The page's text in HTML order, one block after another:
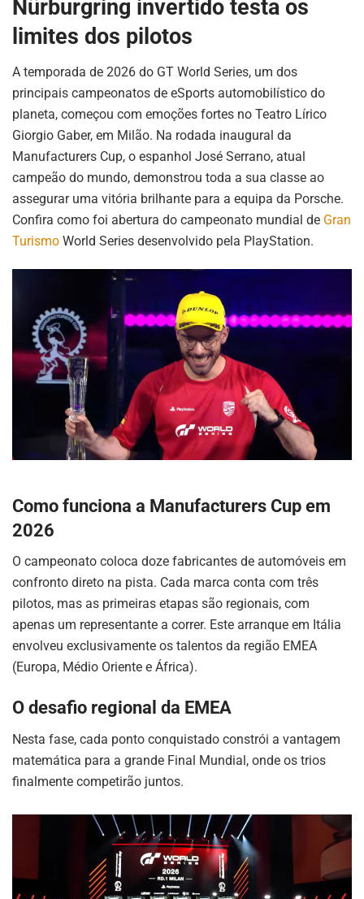
Nürburgring invertido testa os
limites dos pilotos
A temporada de 2026 do GT World Series, um dos
principais campeonatos de eSports automobilístico do
planeta, começou com emoções fortes no Teatro Lírico
Giorgio Gaber, em Milão. Na rodada inaugural da
Manufacturers Cup, o espanhol José Serrano, atual
campeão do mundo, demonstrou toda a sua classe ao
assegurar uma vitória brilhante para a equipa da Porsche.
Confira como foi abertura do campeonato mundial de Gran
Turismo World Series desenvolvido pela PlayStation.
Como funciona a Manufacturers Cup em
2026
O campeonato coloca doze fabricantes de automóveis em
confronto direto na pista. Cada marca conta com três
pilotos, mas as primeiras etapas são regionais, com
apenas um representante a correr. Este arranque em Itália
envolveu exclusivamente os talentos da região EMEA
(Europa, Médio Oriente e África).
O desafio regional da EMEA
Nesta fase, cada ponto conquistado constrói a vantagem
matemática para a grande Final Mundial, onde os trios
finalmente competirão juntos.